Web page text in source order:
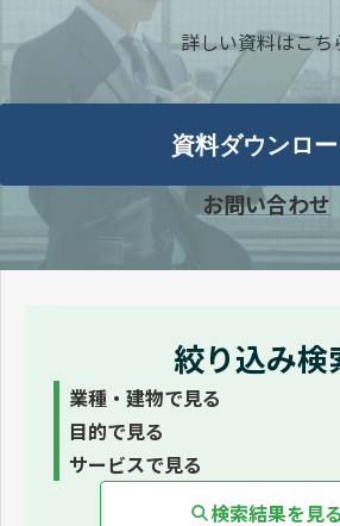
施工実績
ブログ
資料ダウンロード一覧
詳しい資料はこち
資料ダウンロ
お問い合わせ
絞り込み検
業種・建物で見る
目的で見る
サービスで見る
検索結果を見る